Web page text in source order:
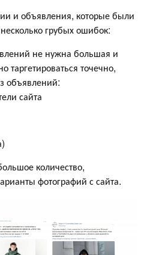
и объявления, которые были
грубых ошибок:
не нужна большая и
таргетироваться точечно,
объявлений:
сайта
количество,
фотографий с сайта.